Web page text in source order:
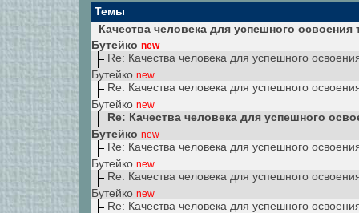
Темы
Качества человека для успешного освоения
Бутейко new
Re: Качества человека для успешного
Бутейко new
Re: Качества человека для успешного
Бутейко new
Re: Качества человека для успешного
Бутейко new
Re: Качества человека для успешного
Бутейко new
Re: Качества человека для успешного
Бутейко new
Re: Качества человека для успешного